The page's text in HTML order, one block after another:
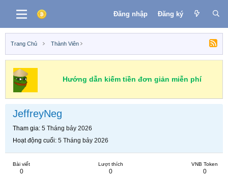
Đăng nhập Đăng ký
Trang Chủ Thành Viên
Hướng dẫn kiếm tiền đơn giản miễn phí
JeffreyNeg
Tham gia 5 Tháng bảy 2026
Hoạt động cuối 5 Tháng bảy 2026
Bài viết
0
Lượt thích
0
VNB Token
0